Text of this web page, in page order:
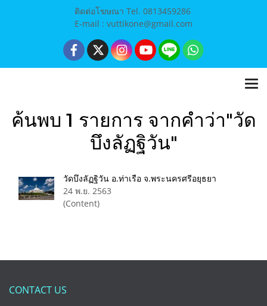
ติดต่อโฆษณา Tel. 0813459286
E-mail : vuttikone@gmail.com
ค้นพบ 1 รายการ จากคำว่า"วัด
บึงลัฏฐิวัน"
วัดบึงลัฏฐิวัน อ.ท่าเรือ จ.พระนครศรีอยุธยา
24 พ.ย. 2563
(Content)
CONTACT US